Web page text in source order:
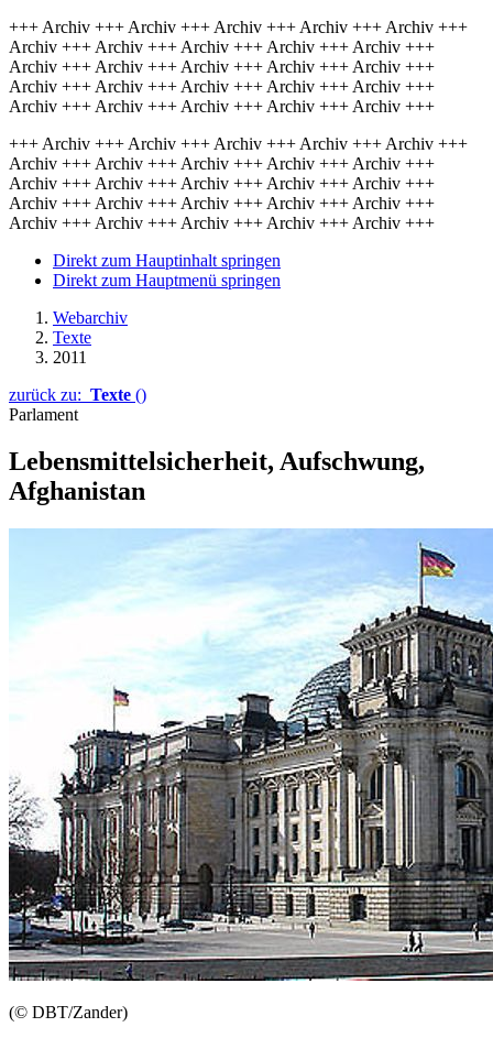
+++ Archiv +++ Archiv +++ Archiv +++ Archiv +++ Archiv +++
Archiv +++ Archiv +++ Archiv +++ Archiv +++ Archiv +++
Archiv +++ Archiv +++ Archiv +++ Archiv +++ Archiv +++
Archiv +++ Archiv +++ Archiv +++ Archiv +++ Archiv +++
Archiv +++ Archiv +++ Archiv +++ Archiv +++ Archiv +++
+++ Archiv +++ Archiv +++ Archiv +++ Archiv +++ Archiv +++
Archiv +++ Archiv +++ Archiv +++ Archiv +++ Archiv +++
Archiv +++ Archiv +++ Archiv +++ Archiv +++ Archiv +++
Archiv +++ Archiv +++ Archiv +++ Archiv +++ Archiv +++
Archiv +++ Archiv +++ Archiv +++ Archiv +++ Archiv +++
Direkt zum Hauptinhalt springen
Direkt zum Hauptmenü springen
Webarchiv
Texte
2011
zurück zu: Texte ()
Parlament
Lebensmittelsicherheit, Aufschwung,
Afghanistan
(© DBT/Zander)